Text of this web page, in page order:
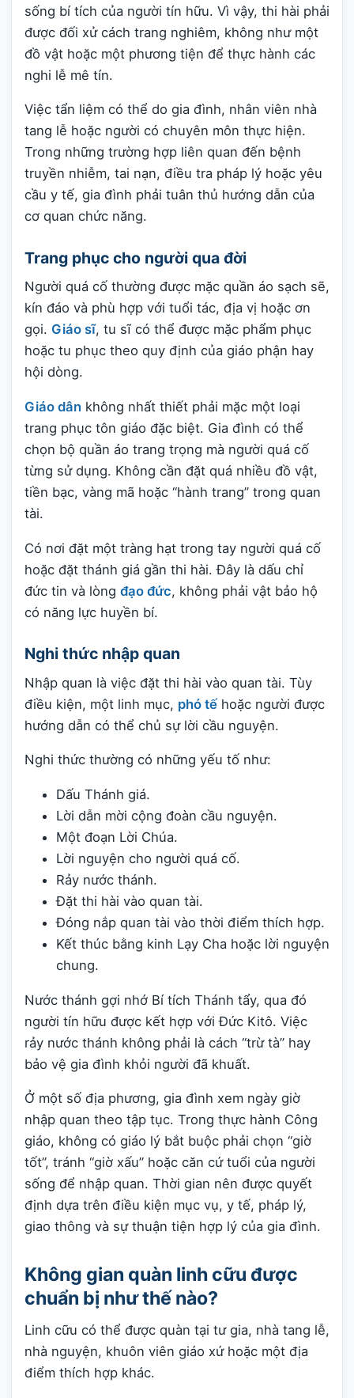
sống bí tích của người tín hữu. Vì vậy, thi hài phải
được đối xử cách trang nghiêm, không như một
đồ vật hoặc một phương tiện để thực hành các
nghi lễ mê tín.
Việc tẩn liệm có thể do gia đình, nhân viên nhà
tang lễ hoặc người có chuyên môn thực hiện.
Trong những trường hợp liên quan đến bệnh
truyền nhiễm, tai nạn, điều tra pháp lý hoặc yêu
cầu y tế, gia đình phải tuân thủ hướng dẫn của
cơ quan chức năng.
Trang phục cho người qua đời
Người quá cố thường được mặc quần áo sạch sẽ,
kín đáo và phù hợp với tuổi tác, địa vị hoặc ơn
gọi. Giáo sĩ, tu sĩ có thể được mặc phẩm phục
hoặc tu phục theo quy định của giáo phận hay
hội dòng.
Giáo dân không nhất thiết phải mặc một loại
trang phục tôn giáo đặc biệt. Gia đình có thể
chọn bộ quần áo trang trọng mà người quá cố
từng sử dụng. Không cần đặt quá nhiều đồ vật,
tiền bạc, vàng mã hoặc “hành trang” trong quan
tài.
Có nơi đặt một tràng hạt trong tay người quá cố
hoặc đặt thánh giá gần thi hài. Đây là dấu chỉ
đức tin và lòng đạo đức, không phải vật bảo hộ
có năng lực huyền bí.
Nghi thức nhập quan
Nhập quan là việc đặt thi hài vào quan tài. Tùy
điều kiện, một linh mục, phó tếhoặc người được
hướng dẫn có thể chủ sự lời cầu nguyện.
Nghi thức thường có những yếu tố như:
Dấu Thánh giá.
Lời dẫn mời cộng đoàn cầu nguyện.
Một đoạn Lời Chúa.
Lời nguyện cho người quá cố.
Rảy nước thánh.
Đặt thi hài vào quan tài.
Đóng nắp quan tài vào thời điểm thích hợp.
Kết thúc bằng kinh Lạy Cha hoặc lời nguyện
chung.
Nước thánh gợi nhớ Bí tích Thánh tẩy, qua đó
người tín hữu được kết hợp với Đức Kitô. Việc
rảy nước thánh không phải là cách “trừ tà” hay
bảo vệ gia đình khỏi người đã khuất.
Ở một số địa phương, gia đình xem ngày giờ
nhập quan theo tập tục. Trong thực hành Công
giáo, không có giáo lý bắt buộc phải chọn “giờ
tốt”, tránh “giờ xấu” hoặc căn cứ tuổi của người
sống để nhập quan. Thời gian nên được quyết
định dựa trên điều kiện mục vụ, y tế, pháp lý,
giao thông và sự thuận tiện hợp lý của gia đình.
Không gian quàn linh cữu được
chuẩn bị như thế nào?
Linh cữu có thể được quàn tại tư gia, nhà tang lễ,
nhà nguyện, khuôn viên giáo xứ hoặc một địa
điểm thích hợp khác.